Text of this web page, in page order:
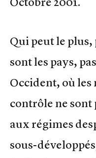
Qui peut le
sont les pays,
Occident, où les
contrôle ne sont
aux régimes
sous-